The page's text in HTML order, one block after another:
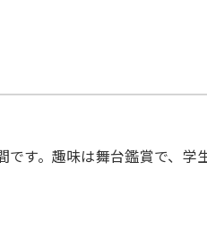
す。趣味は舞台鑑賞で、学